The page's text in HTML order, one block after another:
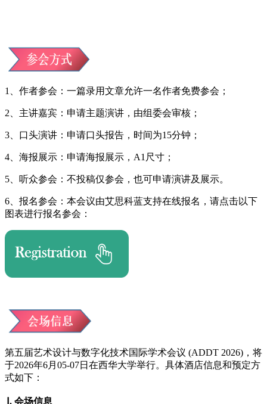
1、作者参会：一篇录用文章允许一名作者免费参会；
2、主讲嘉宾：申请主题演讲，由组委会审核；
3、口头演讲：申请口头报告，时间为15分钟；
4、海报展示：申请海报展示，A1尺寸；
5、听众参会：不投稿仅参会，也可申请演讲及展示。
6、报名参会：本会议由艾思科蓝支持在线报名，请点击以下
图表进行报名参会：
第五届艺术设计与数字化技术国际学术会议 (ADDT 2026)，将
于2026年6月05-07日在西华大学举行。具体酒店信息和预定方
式如下：
Ⅰ. 会场信息